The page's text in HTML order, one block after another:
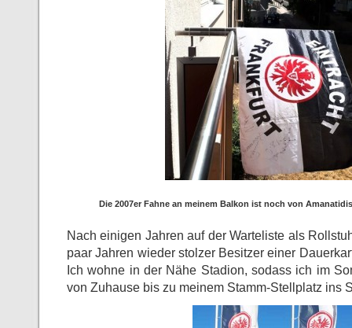
Die 2007er Fahne an meinem Balkon ist noch von
Nach einigen Jahren auf der Warteliste als
paar Jahren wieder stolzer Besitzer einer
Ich wohne in der Nähe Stadion, sodass ich im
von Zuhause bis zu meinem Stamm-Stellplatz ins